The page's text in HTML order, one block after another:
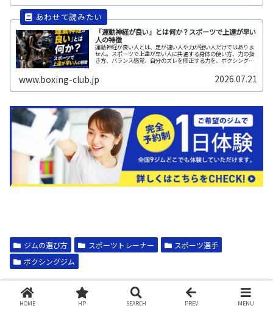
「運動神経が良い」とは何か？スポーツで上達が早い
人の特徴
運動神経が良い人とは、足が速い人や力が強い人だけではありま
せん。スポーツで上達が早い人に共通する身体の使い方、力の抜
き方、バランス感覚、自分のズレを修正する力を、ボクシングト
www.boxing-club.jp 2026.07.21
ジムの選び方 スポーツトレーナー
スポーツ選手
ボクシングジム
シェアする
HOME HP SEARCH PREV MENU